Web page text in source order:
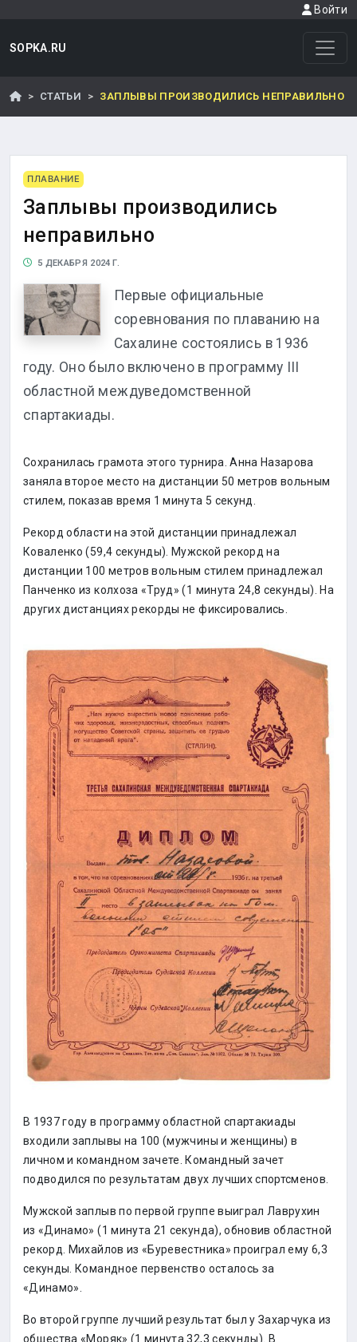
Войти
SOPKA.RU
СТАТЬИ ЗАПЛЫВЫ ПРОИЗВОДИЛИСЬ НЕПРАВИЛЬНО
ПЛАВАНИЕ
Заплывы производились
неправильно
5 ДЕКАБРЯ 2024 Г.
Первые официальные
соревнования по плаванию на
Сахалине состоялись в 1936
году. Оно было включено в программу III
областной междуведомственной
спартакиады.
Сохранилась грамота этого турнира. Анна Назарова
заняла второе место на дистанции 50 метров вольным
стилем, показав время 1 минута 5 секунд.
Рекорд области на этой дистанции принадлежал
Коваленко (59,4 секунды). Мужской рекорд на
дистанции 100 метров вольным стилем принадлежал
Панченко из колхоза «Труд» (1 минута 24,8 секунды). На
других дистанциях рекорды не фиксировались.
В 1937 году в программу областной спартакиады
входили заплывы на 100 (мужчины и женщины) в
личном и командном зачете. Командный зачет
подводился по результатам двух лучших спортсменов.
Мужской заплыв по первой группе выиграл Лаврухин
из «Динамо» (1 минута 21 секунда), обновив областной
рекорд. Михайлов из «Буревестника» проиграл ему 6,3
секунды. Командное первенство осталось за
«Динамо».
Во второй группе лучший результат был у Захарчука из
общества «Моряк» (1 минута 32,3 секунды). В